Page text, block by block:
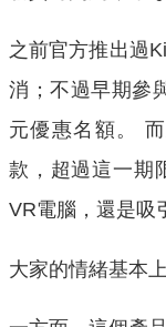
之前官方推出過
消；不過早期參
元優惠名額。
款，超過這一期
VR電腦，還是吸
大家的情緒基本